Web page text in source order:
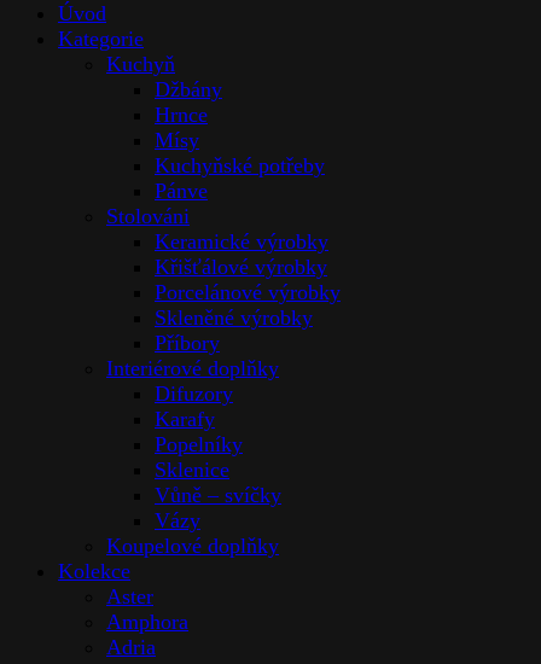
Úvod
Kategorie
Kuchyň
Džbány
Hrnce
Mísy
Kuchyňské potřeby
Pánve
Stolováni
Keramické výrobky
Křišťálové výrobky
Porcelánové výrobky
Skleněné výrobky
Příbory
Interiérové doplňky
Difuzory
Karafy
Popelníky
Sklenice
Vůně – svíčky
Vázy
Koupelové doplňky
Kolekce
Aster
Amphora
Adria